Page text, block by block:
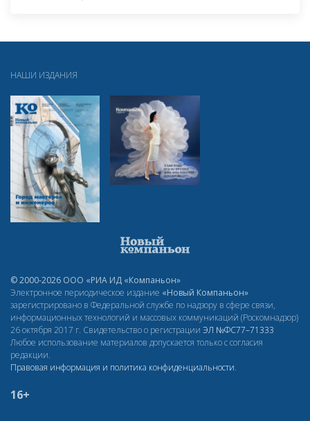
НАШИ ИЗДАНИЯ
© 2000-2026 ООО «РИА ИД «Компаньон»
Электронное периодическое издание «Новый Компаньон»
зарегистрировано в Федеральной службе по надзору в сфере связи,
информационных технологий и массовых коммуникаций (Роскомнадзор)
26 октября 2017 г. Свидетельство о регистрации ЭЛ №ФС77–71333
Любое использование материалов допускается только с согласия
редакции.
Правовая информация и политика конфиденциальности.
16+